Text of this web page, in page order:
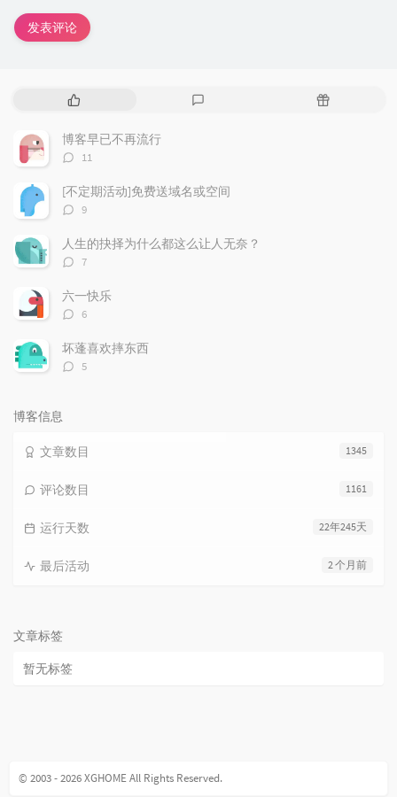
发表评论
热
文
章
随
博客早已不再流行
评
数：
11
[不定期活动]免费送域名或空间
评
数：
9
人生的抉择为什么都这么让人无奈？
评
数：
7
六一快乐
评
数：
6
坏蓬喜欢摔东西
评
5
博客信息
1345
文章数目
1161
评论数目
22年245天
运行天数
2 个月前
最后活动
文章标签
暂无标签
© 2003 - 2026 XGHOME All Rights Reserved.